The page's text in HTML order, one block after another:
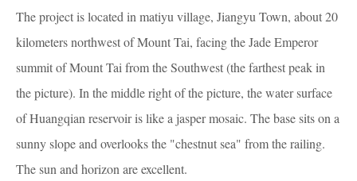
The project is located in matiyu village, Jiangyu Town, about 20
kilometers northwest of Mount Tai, facing the Jade Emperor
summit of Mount Tai from the Southwest (the farthest peak in
the picture). In the middle right of the picture, the water surface
of Huangqian reservoir is like a jasper mosaic. The base sits on a
sunny slope and overlooks the "chestnut sea" from the railing.
The sun and horizon are excellent.